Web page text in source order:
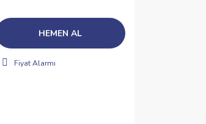
HEMEN AL
Fiyat Alarmı